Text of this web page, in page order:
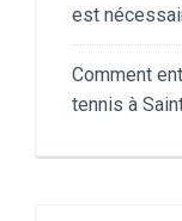
est
Comment
tennis à